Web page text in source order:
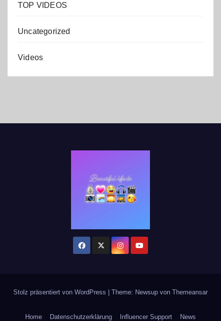
TOP VIDEOS
Uncategorized
Videos
Stolz präsentiert von WordPress Theme: Newsup von Themeansar
Home Datenschutzerklärung Influencer Support News